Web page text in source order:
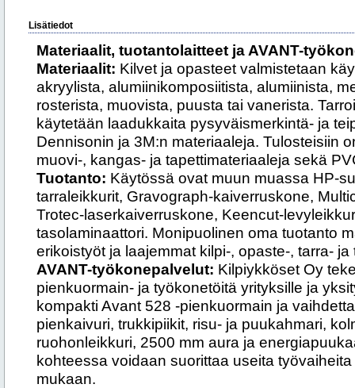
Lisätiedot
Materiaalit, tuotantolaitteet ja AVANT-
Materiaalit: Kilvet ja opasteet valmistetaan
akryylista, alumiinikomposiitista, alumiinista,
rosterista, muovista, puusta tai vanerista.
käytetään laadukkaita pysyväismerkintä- ja
Dennisonin ja 3M:n materiaaleja. Tulosteisiin
muovi-, kangas- ja tapettimateriaaleja sekä
Tuotanto: Käytössä ovat muun muassa HP-
tarraleikkurit, Gravograph-kaiverruskone,
Trotec-laserkaiverruskone, Keencut-
tasolaminaattori. Monipuolinen oma tuotanto
erikoistyöt ja laajemmat kilpi-, opaste-, tarra-
AVANT-työkonepalvelut: Kilpiykköset Oy
pienkuormain- ja työkonetöitä yrityksille ja
kompakti Avant 528 -pienkuormain ja
pienkaivuri, trukkipiikit, risu- ja puukahmari,
ruohonleikkuri, 2500 mm aura ja
kohteessa voidaan suorittaa useita
mukaan.